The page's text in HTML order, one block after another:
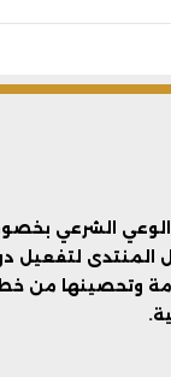
الشرعي
المنتدى
وتحصينها من